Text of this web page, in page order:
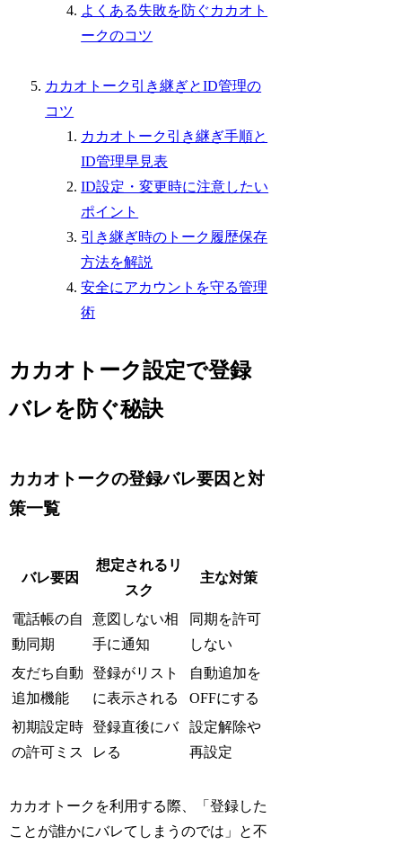
よくある失敗を防ぐカカオト
ークのコツ
カカオトーク引き継ぎとID管理の
コツ
カカオトーク引き継ぎ手順と
ID管理早見表
ID設定・変更時に注意したい
ポイント
引き継ぎ時のトーク履歴保存
方法を解説
安全にアカウントを守る管理
術
カカオトーク設定で登録
バレを防ぐ秘訣
カカオトークの登録バレ要因と対
策一覧
バレ要因
想定されるリ
スク
主な対策
電話帳の自
動同期
意図しない相
手に通知
同期を許可
しない
友だち自動
追加機能
登録がリスト
に表示される
自動追加を
OFFにする
初期設定時
の許可ミス
登録直後にバ
レる
設定解除や
再設定
カカオトークを利用する際、「登録した
ことが誰かにバレてしまうのでは」と不